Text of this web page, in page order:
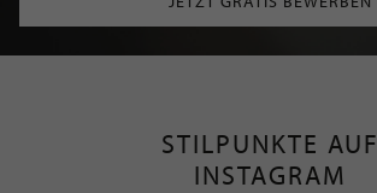
STILPUNKTE AUF
INSTAGRAM